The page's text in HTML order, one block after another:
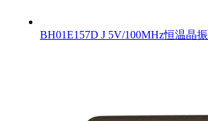
BH01E157D J 5V/100MHz恒温晶振